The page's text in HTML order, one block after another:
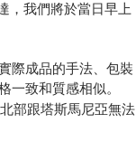
，我們將於當日早上
際成品的手法、包裝
一致和質感相似。
部跟塔斯馬尼亞無法